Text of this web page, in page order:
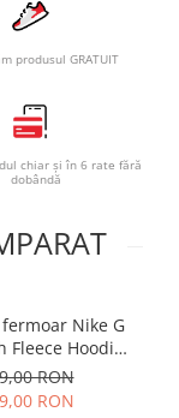
produsul GRATUIT
chiar și în 6 rate fără
dobândă
Nike G
Fleece Hoodie
Fz LsRON
RON